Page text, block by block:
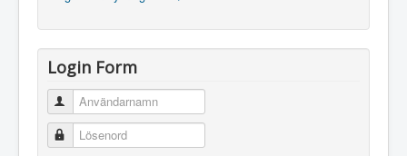
Login Form
Användarnamn
Lösenord